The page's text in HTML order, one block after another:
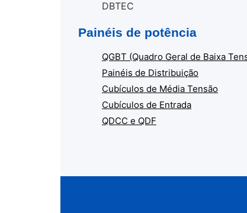
Painéis de potência
QGBT (Quadro Geral de Baixa
Painéis de Distribuição
Cubículos de Média Tensão
Cubículos de Entrada
QDCC e QDF